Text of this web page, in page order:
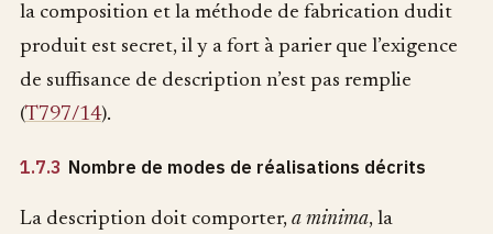
la composition et la méthode de fabrication dudit
produit est secret, il y a fort à parier que l’exigence
de suffisance de description n’est pas remplie
(T797/14).
1.7.3 Nombre de modes de réalisations décrits
La description doit comporter, a minima, la